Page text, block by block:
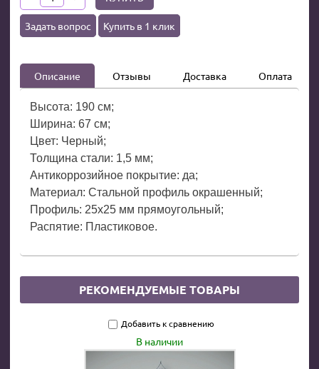
Задать вопрос Купить в 1 клик
Описание Отзывы Доставка Оплата
Высота: 190 см;
Ширина: 67 см;
Цвет: Черный;
Толщина стали: 1,5 мм;
Антикоррозийное покрытие: да;
Материал: Стальной профиль окрашенный;
Профиль: 25х25 мм прямоугольный;
Распятие: Пластиковое.
РЕКОМЕНДУЕМЫЕ ТОВАРЫ
Добавить к сравнению
В наличии